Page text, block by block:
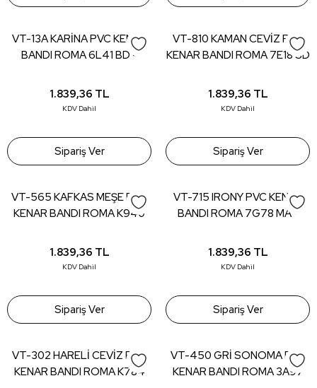
VT-13A KARİNA PVC KENAR
BANDI ROMA 6L41 BD -
1.839,36 TL
KDV Dahil
Sipariş Ver
VT-810 KAMAN CEVİZ PVC
KENAR BANDI ROMA 7E18 SD
1.839,36 TL
KDV Dahil
Sipariş Ver
VT-565 KAFKAS MEŞE PVC
KENAR BANDI ROMA K940
1.839,36 TL
KDV Dahil
Sipariş Ver
VT-715 IRONY PVC KENAR
BANDI ROMA 7G78 MA -
1.839,36 TL
KDV Dahil
Sipariş Ver
VT-302 HARELİ CEVİZ PVC
KENAR BANDI ROMA K784
VT-450 GRİ SONOMA PVC
KENAR BANDI ROMA 3A97